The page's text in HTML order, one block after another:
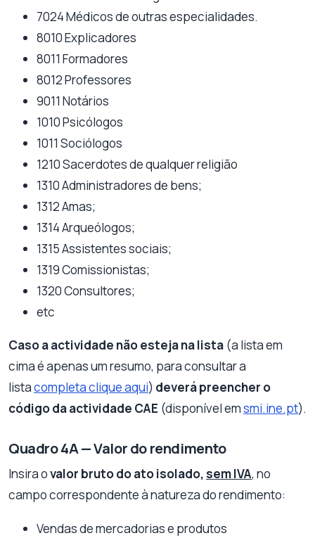
7024 Médicos de outras especialidades.
8010 Explicadores
8011 Formadores
8012 Professores
9011 Notários
1010 Psicólogos
1011 Sociólogos
1210 Sacerdotes de qualquer religião
1310 Administradores de bens;
1312 Amas;
1314 Arqueólogos;
1315 Assistentes sociais;
1319 Comissionistas;
1320 Consultores;
etc
Caso a actividade não esteja na lista (a lista em
cima é apenas um resumo, para consultar a
listacompleta clique aqui) deverá preencher o
código da actividade CAE (disponível emsmi.ine.pt).
Quadro 4A — Valor do rendimento
Insira ovalor bruto do ato isolado, sem IVA, no
campo correspondente à natureza do rendimento:
Vendas de mercadorias e produtos